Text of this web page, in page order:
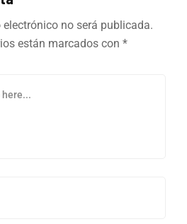
no será publicada.
están marcados con *